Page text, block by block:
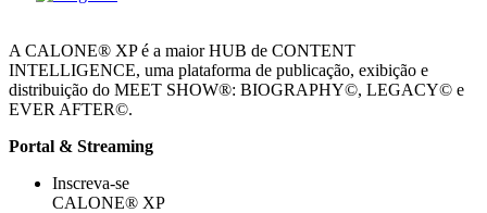
A CALONE® XP é a maior HUB de CONTENT
INTELLIGENCE, uma plataforma de publicação, exibição e
distribuição do MEET SHOW®: BIOGRAPHY©, LEGACY© e
EVER AFTER©.
Portal & Streaming
Inscreva-se
CALONE® XP